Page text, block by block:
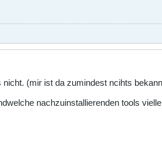
nicht. (mir ist da zumindest ncihts
nachzuinstallierenden tools